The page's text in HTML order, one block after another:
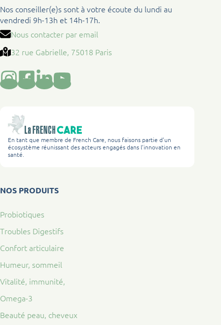
Nos conseiller(e)s sont à votre écoute du lundi au
vendredi 9h-13h et 14h-17h.
Nous contacter par email
32 rue Gabrielle, 75018 Paris
En tant que membre de French Care, nous faisons partie d’un
écosystème réunissant des acteurs engagés dans l’innovation en
santé.
NOS PRODUITS
Probiotiques
Troubles Digestifs
Confort articulaire
Humeur, sommeil
Vitalité, immunité,
Omega-3
Beauté peau, cheveux